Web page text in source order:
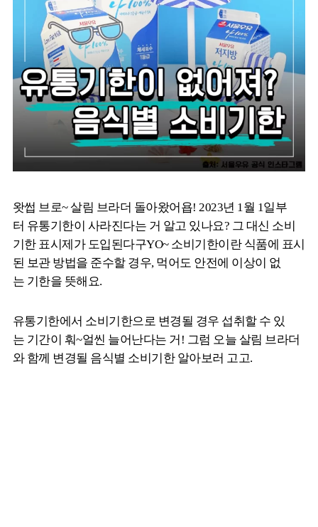
왓썹 브로~ 살림 브라더 돌아왔어욥! 2023년 1월 1일부
터 유통기한이 사라진다는 거 알고 있나요? 그 대신 소비
기한 표시제가 도입된다구YO~ 소비기한이란 식품에 표시
된 보관 방법을 준수할 경우, 먹어도 안전에 이상이 없
는 기한을 뜻해요.
유통기한에서 소비기한으로 변경될 경우 섭취할 수 있
는 기간이 훠~얼씬 늘어난다는 거! 그럼 오늘 살림 브라더
와 함께 변경될 음식별 소비기한 알아보러 고고.